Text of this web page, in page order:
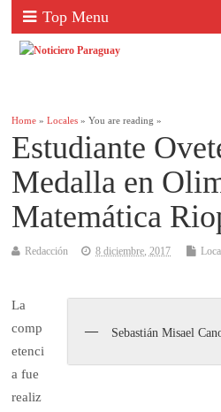
Top Menu
Home »Locales » You are reading »
Estudiante
Medalla en
Matemática
Redacción 8 diciembre, 2017
Sebastián Misael
La
comp
etenci
a fue
realiz